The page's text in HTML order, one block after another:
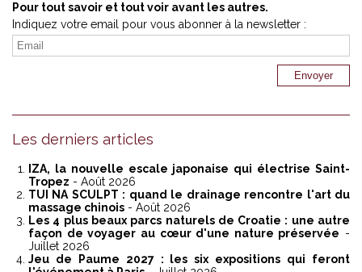
Pour tout savoir et tout voir avant les autres.
Indiquez votre email pour vous abonner à la newsletter :
Les derniers articles
IZA, la nouvelle escale japonaise qui électrise Saint-
Tropez - Août 2026
TUI NA SCULPT : quand le drainage rencontre l'art du
massage chinois - Août 2026
Les 4 plus beaux parcs naturels de Croatie : une autre
façon de voyager au cœur d'une nature préservée -
Juillet 2026
Jeu de Paume 2027 : les six expositions qui feront